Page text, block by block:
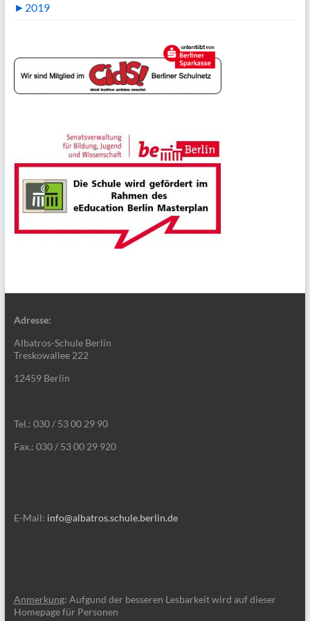
► 2019
Adresse:
Albatros-Schule Berlin
Treskowallee 222
12459 Berlin
Tel.: 030 / 53 00 29 90
Fax.: 030 / 53 00 29 920
E-Mail: info@albatros.schule.berlin.de
Anmerkung: Aufgund der besseren Lesbarkeit wird auf dieser
Homepage für Personen